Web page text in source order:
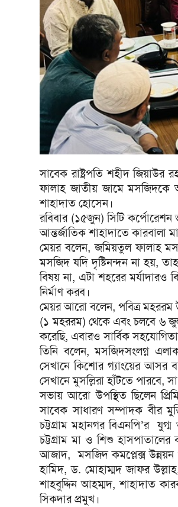
সাবেক রাষ্ট্রপতি শহীদ জিয়াউর
ফালাহ জাতীয় জামে মসজিদকে
শাহাদাত হোসেন।
রবিবার (১৫জুন) সিটি
আন্তর্জাতিক শাহাদাতে
মেয়র বলেন, জমিয়তুল ফালাহ
মসজিদ যদি দৃষ্টিনন্দন না হয়,
বিষয় না, এটা শহরের
নির্মাণ করব।
মেয়র আরো বলেন, পবিত্র মহররম
(১ মহররম) থেকে এবং চলবে ৬
করেছি, এবারও সার্বিক
তিনি বলেন, মসজিদসংলগ্ন
সেখানে কিশোর গ্যাংয়ের আসর
সেখানে মুসল্লিরা হাঁটতে পারবে,
সভায় আরো উপস্থিত ছিলেন
সাবেক সাধারণ সম্পাদক বীর
চট্টগ্রাম মহানগর বিএনপি’র
চট্টগ্রাম মা ও শিশু
আজাদ, মসজিদ কমপ্লেক্স উন্নয়ন
হামিদ, ড. মোহাম্মদ জাফর
শাহবুদ্দিন আহম্মদ, শাহাদাত
সিকদার প্রমুখ।